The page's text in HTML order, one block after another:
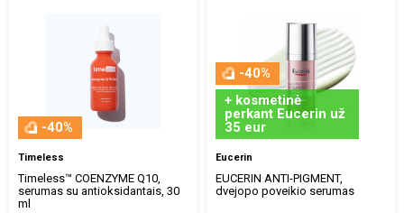
-40%
Timeless
Timeless™ COENZYME Q10,
serumas su antioksidantais, 30
ml
-40%
+ kosmetinė
perkant Eucerin už
35 eur
Eucerin
EUCERIN ANTI-PIGMENT,
dvejopo poveikio serumas